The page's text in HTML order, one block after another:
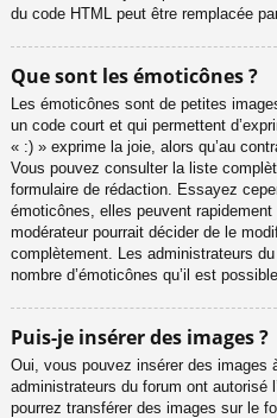
du code HTML peut être remplacée
Que sont les émoticônes ?
Les émoticônes sont de petites
un code court et qui permettent
« :) » exprime la joie, alors qu’au
Vous pouvez consulter la liste
formulaire de rédaction. Essayez
émoticônes, elles peuvent
modérateur pourrait décider de le
complètement. Les administrateurs
nombre d’émoticônes qu’il est
Puis-je insérer des images ?
Oui, vous pouvez insérer des images
administrateurs du forum ont autorisé
pourrez transférer des images sur le